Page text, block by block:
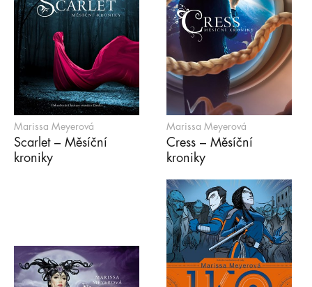
Marissa Meyerová
Scarlet – Měsíční
kroniky
Marissa Meyerová
Cress – Měsíční
kroniky